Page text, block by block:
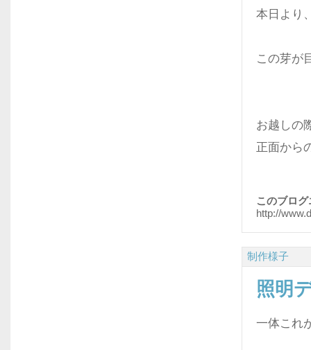
本日より
この芽が
お越しの
正面から
このブロ
http://
制作様子
照明
一体これ